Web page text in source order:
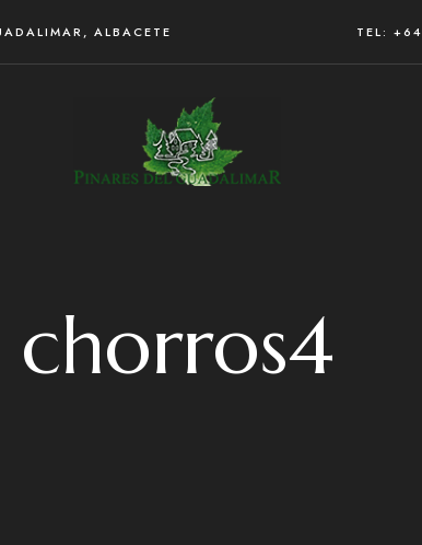
ALBACETE TEL:
chorros4